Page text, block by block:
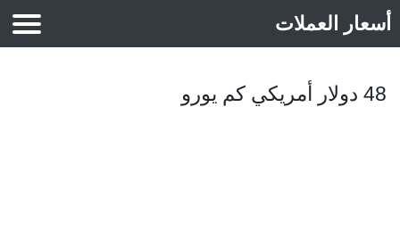
أسعار العملات
48 دولار أمريكي كم يورو